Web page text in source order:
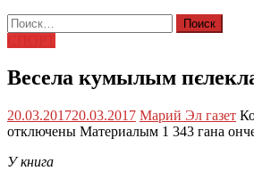
Найти:
Весела кумылым
20.03.201720.03.2017 Марий Эл газет
отключены Материалым 1 343 гана
У книга